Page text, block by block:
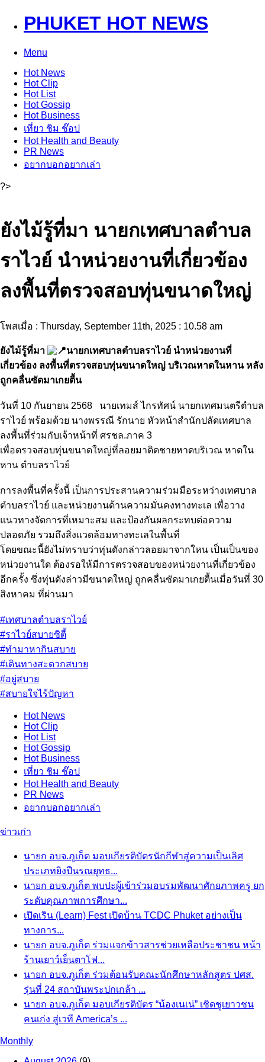
PHUKET HOT NEWS
Menu
HotNews
HotClip
HotList
HotGossip
HotBusiness
เที่ยว ชิม ช๊อป
HotHealth and Beauty
PR News
อยากบอกอยากเล่า
?>
ยังไม้รู้ที่มา นายกเทศบาลตำบล
ราไวย์ นำหน่วยงานที่เกี่ยวข้อง
ลงพื้นที่ตรวจสอบทุ่นขนาดใหญ่
โพสเมื่อ : Thursday, September 11th, 2025 : 10.58 am
ยังไม้รู้ที่มา
นายกเทศบาลตำบลราไวย์ นำหน่วยงานที่
เกี่ยวข้อง ลงพื้นที่ตรวจสอบทุ่นขนาดใหญ่ บริเวณหาดในหาน หลัง
ถูกคลื่นซัดมาเกยตื้น
วันที่ 10 กันยายน 2568 นายเทมส์ ไกรทัศน์ นายกเทศมนตรีตำบล
ราไวย์ พร้อมด้วย นางพรรณี รักนาย หัวหน้าสำนักปลัดเทศบาล
ลงพื้นที่ร่วมกับเจ้าหน้าที่ ศรชล.ภาค 3
เพื่อตรวจสอบทุ่นขนาดใหญ่ที่ลอยมาติดชายหาดบริเวณ หาดใน
หาน ตำบลราไวย์
การลงพื้นที่ครั้งนี้ เป็นการประสานความร่วมมือระหว่างเทศบาล
ตำบลราไวย์ และหน่วยงานด้านความมั่นคงทางทะเล เพื่อวาง
แนวทางจัดการที่เหมาะสม และป้องกันผลกระทบต่อความ
ปลอดภัย รวมถึงสิ่งแวดล้อมทางทะเลในพื้นที่
โดยขณะนี้ยังไม่ทราบว่าทุ่นดังกล่าวลอยมาจากใหน เป็นเป็นของ
หน่วยงานใด ต้องรอให้มีการตรวจสอบของหน่วยงานที่เกี่ยวข้อง
อีกครั้ง ซึ่งทุ่นดังล่าวมีขนาดใหญ่ ถูกคลื่นซัดมาเกยตื้นเมื่อวันที่ 30
สิงหาคม ที่ผ่านมา
#เทศบาลตำบลราไวย์
#ราไวย์สบายซิตี้
#ทำมาหากินสบาย
#เดินทางสะดวกสบาย
#อยู่สบาย
#สบายใจไร้ปัญหา
HotNews
HotClip
HotList
HotGossip
HotBusiness
เที่ยว ชิม ช๊อป
HotHealth and Beauty
PR News
อยากบอกอยากเล่า
ข่าวเก่า
นายก อบจ.ภูเก็ต มอบเกียรติบัตรนักกีฬาสู่ความเป็นเลิศ
ประเภทยิงปืนรณยุทธ...
นายก อบจ.ภูเก็ต พบปะผู้เข้าร่วมอบรมพัฒนาศักยภาพครู ยก
ระดับคุณภาพการศึกษา...
เปิดเริน (Learn) Fest เปิดบ้าน TCDC Phuket อย่างเป็น
ทางการ...
นายก อบจ.ภูเก็ต ร่วมแจกข้าวสารช่วยเหลือประชาชน หน้า
ร้านเยาว์เย็นตาโฟ...
นายก อบจ.ภูเก็ต ร่วมต้อนรับคณะนักศึกษาหลักสูตร ปศส.
รุ่นที่ 24 สถาบันพระปกเกล้า ...
นายก อบจ.ภูเก็ต มอบเกียรติบัตร “น้องเนเน่” เชิดชูเยาวชน
คนเก่ง สู่เวที America’s ...
Monthly